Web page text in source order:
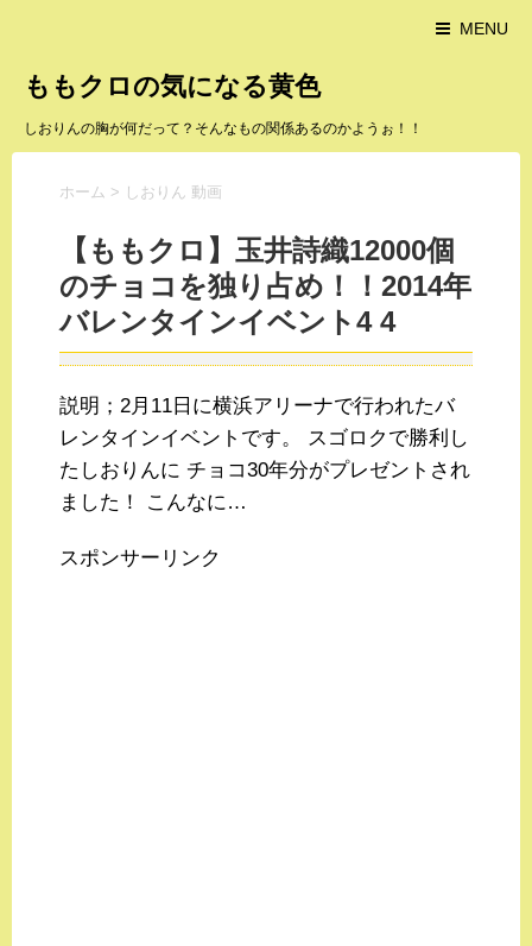
MENU
ももクロの気になる黄色
しおりんの胸が何だって？そんなもの関係あるのかようぉ！！
ホーム > しおりん 動画
【ももクロ】玉井詩織12000個
のチョコを独り占め！！2014年
バレンタインイベント4 4
説明；2月11日に横浜アリーナで行われたバ
レンタインイベントです。 スゴロクで勝利し
たしおりんに チョコ30年分がプレゼントされ
ました！ こんなに…
スポンサーリンク